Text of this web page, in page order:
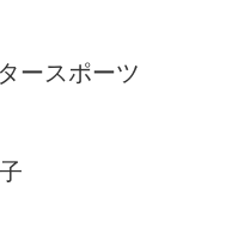
単体で800馬力、
では 963馬力 とい
パワーを誇りま
ェラーリよりも...
ースポーツ